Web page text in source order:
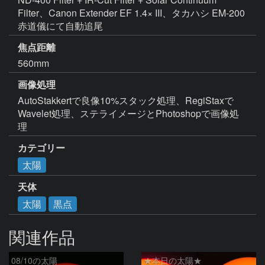
Filter、Canon Extender EF 1.4× III、タカハシ EM-200
赤道儀にて自動追尾
焦点距離
560mm
画像処理
AutoStakkertで良像10%スタック処理、RegiStaxで
Wavelet処理、ステライメージとPhotoshopで画像処
理
カテゴリー
太陽
天体
太陽
黒点
関連作品
08/10の太陽 ★本日の太陽★